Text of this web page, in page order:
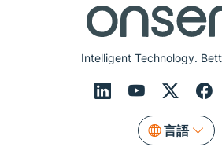
Intelligent Technology.
言語